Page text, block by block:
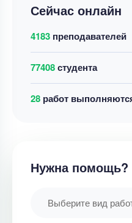
Сейчас онлайн
4183 преподавателей
77408студента
28 работ
Нужна помощь?
Выберите вид